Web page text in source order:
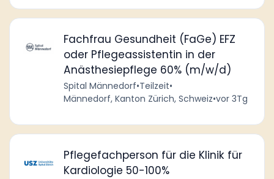
Fachfrau Gesundheit (FaGe) EFZ
oder Pflegeassistentin in der
Anästhesiepflege 60% (m/w/d)
Spital Männedorf•Teilzeit•
Männedorf, Kanton Zürich, Schweiz•vor 3Tg
Pflegefachperson für die Klinik für
Kardiologie 50-100%